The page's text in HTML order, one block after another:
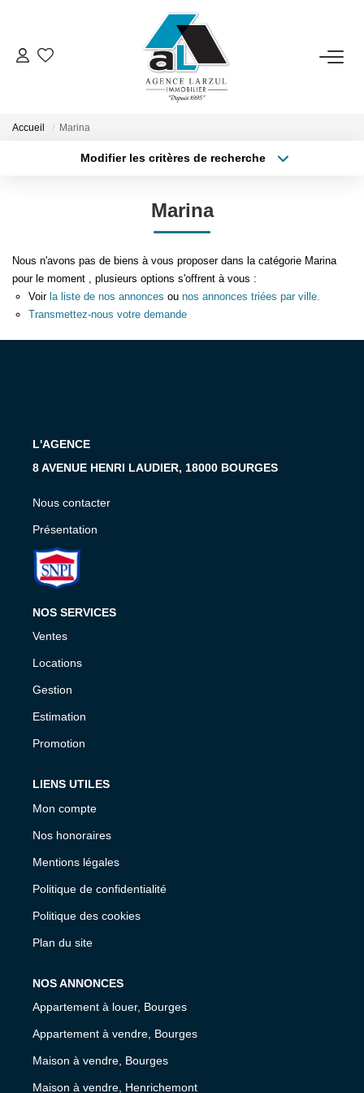
VENTES
ESTIMATION
PROMOTION
Accueil Marina
Modifier les critères de recherche
Budget max Plus de critères
Marina
Nous n'avons pas de biens à vous proposer dans la catégorie Marina
pour le moment , plusieurs options s'offrent à vous :
Voir la liste de nos annonces ou nos annonces triées par ville.
Transmettez-nous votre demande
L'AGENCE
8 AVENUE HENRI LAUDIER, 18000 BOURGES
Nous contacter
Présentation
NOS SERVICES
Ventes
Locations
Gestion
Estimation
Promotion
LIENS UTILES
Mon compte
Nos honoraires
Mentions légales
Politique de confidentialité
Politique des cookies
Plan du site
NOS ANNONCES
Appartement à louer, Bourges
Appartement à vendre, Bourges
Maison à vendre, Bourges
Maison à vendre, Henrichemont